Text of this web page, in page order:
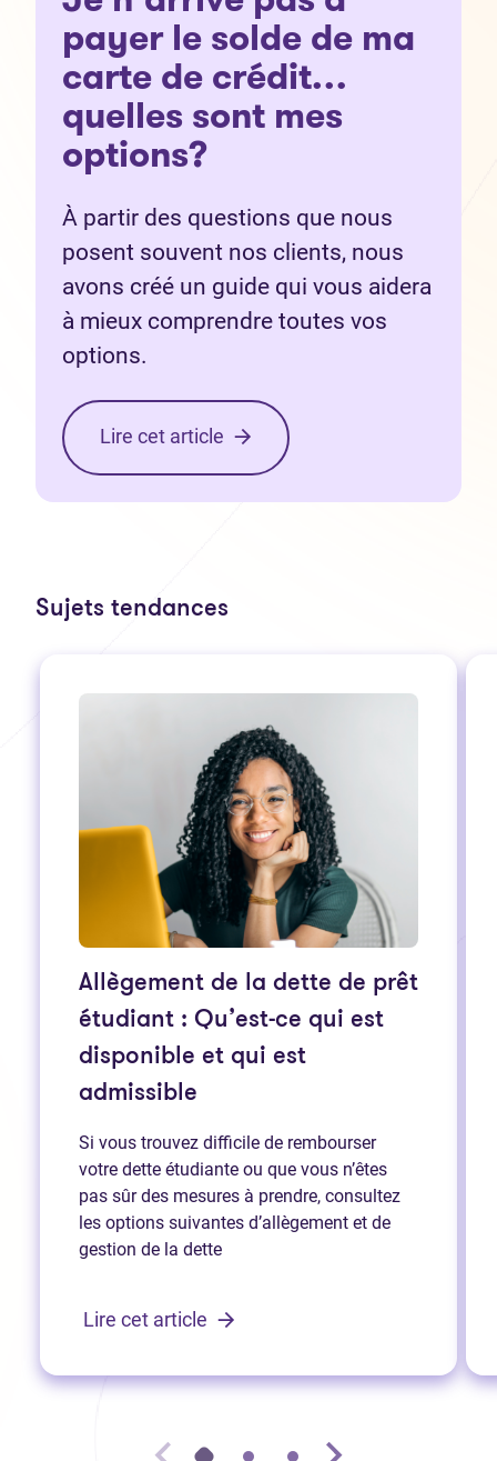
payer le solde de ma
carte de crédit…
quelles sont mes
options?
À partir des questions que nous
posent souvent nos clients, nous
avons créé un guide qui vous aidera
à mieux comprendre toutes vos
options.
Lire cet article
Sujets tendances
Allègement de la dette de prêt
étudiant : Qu’est-ce qui est
disponible et qui est
admissible
Si vous trouvez difficile de rembourser
votre dette étudiante ou que vous n’êtes
pas sûr des mesures à prendre, consultez
les options suivantes d’allègement et de
gestion de la dette
Lire cet article